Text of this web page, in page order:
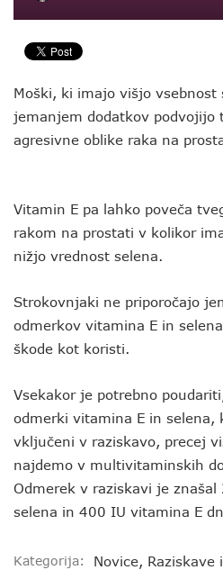
Moški, ki imajo višjo vsebnost
jemanjem dodatkov podvojijo
agresivne oblike raka na
Vitamin E pa lahko poveča
rakom na prostati v kolikor
nižjo vrednost selena.
Strokovnjaki ne priporočajo
odmerkov vitamina E in
škode kot koristi.
Vsekakor je potrebno
odmerki vitamina E in selena,
vključeni v raziskavo, precej
najdemo v multivitaminskih
Odmerek v raziskavi je
selena in 400 IU vitamina E
Kategorija: Novice, Raziskave